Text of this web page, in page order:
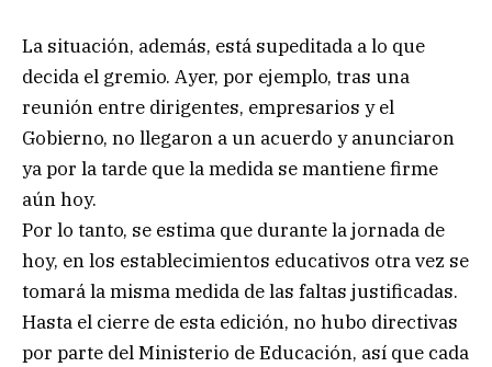
La situación, además, está supeditada a lo que
decida el gremio. Ayer, por ejemplo, tras una
reunión entre dirigentes, empresarios y el
Gobierno, no llegaron a un acuerdo y anunciaron
ya por la tarde que la medida se mantiene firme
aún hoy.
Por lo tanto, se estima que durante la jornada de
hoy, en los establecimientos educativos otra vez se
tomará la misma medida de las faltas justificadas.
Hasta el cierre de esta edición, no hubo directivas
por parte del Ministerio de Educación, así que cada